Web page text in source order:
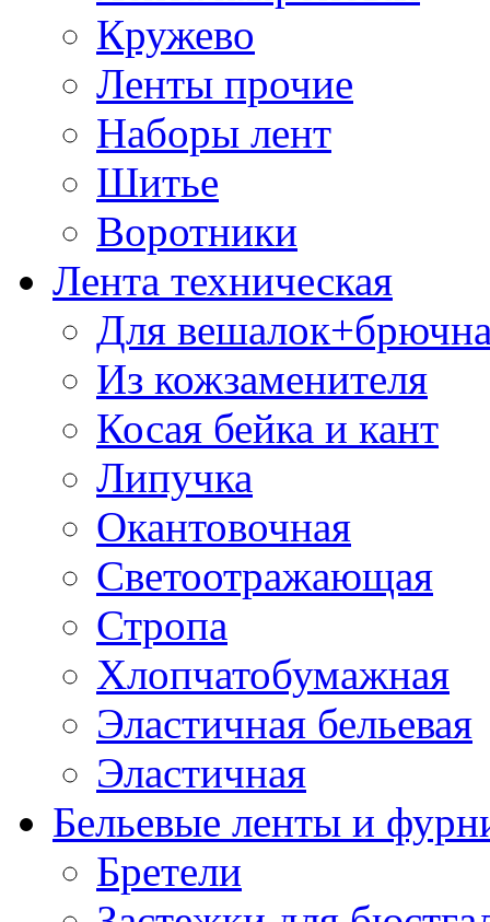
Кружево
Ленты прочие
Наборы лент
Шитье
Воротники
Лента техническая
Для
Из кожзаменителя
Косая бейка и кант
Липучка
Окантовочная
Светоотражающая
Стропа
Хлопчатобумажная
Эластичная бельевая
Эластичная
Бельевые ленты и
Бретели